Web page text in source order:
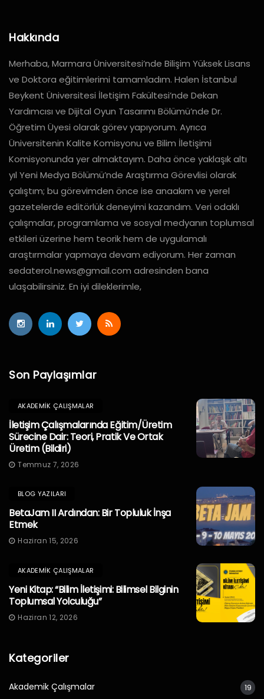
Hakkında
Merhaba, Marmara Üniversitesi’nde Bilişim Yüksek Lisans
ve Doktora eğitimlerimi tamamladım. Halen İstanbul
Beykent Üniversitesi İletişim Fakültesi’nde Dekan
Yardımcısı ve Dijital Oyun Tasarımı Bölümü’nde Dr.
Öğretim Üyesi olarak görev yapıyorum. Ayrıca
Üniversitenin Kalite Komisyonu ve Bilim İletişimi
Komisyonunda yer almaktayım. Daha önce yaklaşık altı
yıl Yeni Medya Bölümü’nde Araştırma Görevlisi olarak
çalıştım; bu görevimden önce ise anaakım ve yerel
gazetelerde editörlük deneyimi kazandım. Veri odaklı
çalışmalar, programlama ve sosyal medyanın toplumsal
etkileri üzerine hem teorik hem de uygulamalı
araştırmalar yapmaya devam ediyorum. Her zaman
sedaterol.news@gmail.com adresinden bana
ulaşabilirsiniz. En iyi dileklerimle,
Son Paylaşımlar
AKADEMIK ÇALIŞMALAR
İletişim Çalışmalarında Eğitim/Üretim
Sürecine Dair: Teori, Pratik Ve Ortak
Üretim (Bildiri)
Temmuz 7, 2026
BLOG YAZILARI
BetaJam II Ardından: Bir Topluluk İnşa
Etmek
Haziran 15, 2026
AKADEMIK ÇALIŞMALAR
Yeni Kitap: “Bilim İletişimi: Bilimsel Bilginin
Toplumsal Yolculuğu”
Haziran 12, 2026
Kategoriler
Akademik Çalışmalar 19